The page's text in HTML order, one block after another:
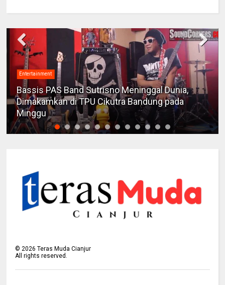
Entertainment
Bassis PAS Band Sutrisno Meninggal Dunia,
Dimakamkan di TPU Cikutra Bandung pada
Minggu
© 2026 Teras Muda Cianjur
All rights reserved.